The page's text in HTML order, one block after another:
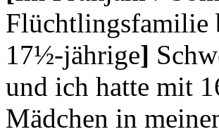
Flüchtlingsfamilie
17½-jährige]
und ich hatte mit
Mädchen in